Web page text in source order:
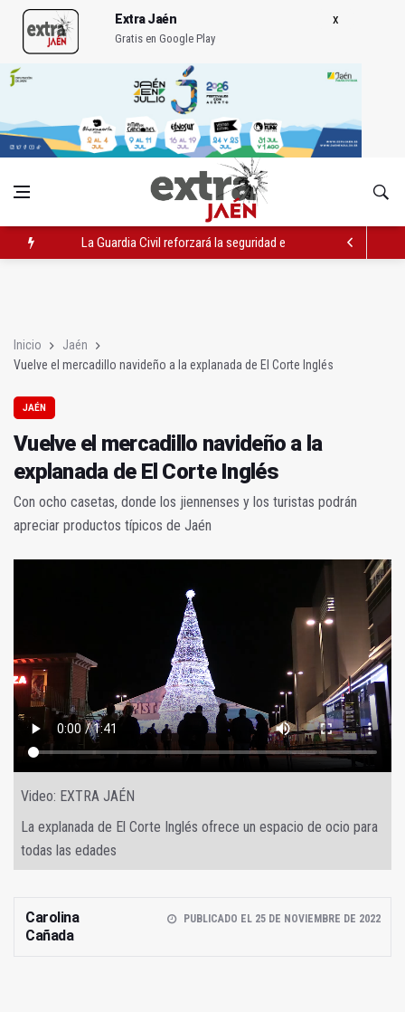
Extra Jaén
Gratis en Google Play
La Guardia Civil reforzará la seguridad el 12 de agosto por el
Inicio
Jaén
Vuelve el mercadillo navideño a la explanada de El Corte Inglés
JAÉN
Vuelve el mercadillo navideño a la
explanada de El Corte Inglés
Con ocho casetas, donde los jiennenses y los turistas podrán
apreciar productos típicos de Jaén
Video: EXTRA JAÉN
La explanada de El Corte Inglés ofrece un espacio de ocio para
todas las edades
Carolina
Cañada
PUBLICADO EL 25 DE NOVIEMBRE DE 2022